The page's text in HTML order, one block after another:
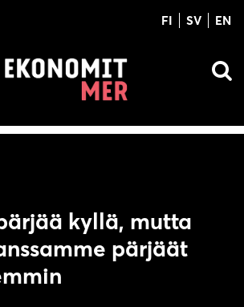
FI SV EN
kyllä, mutta
pärjäät